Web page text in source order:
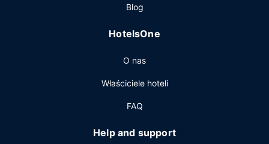
Blog
HotelsOne
O nas
Właściciele hoteli
FAQ
Help and support